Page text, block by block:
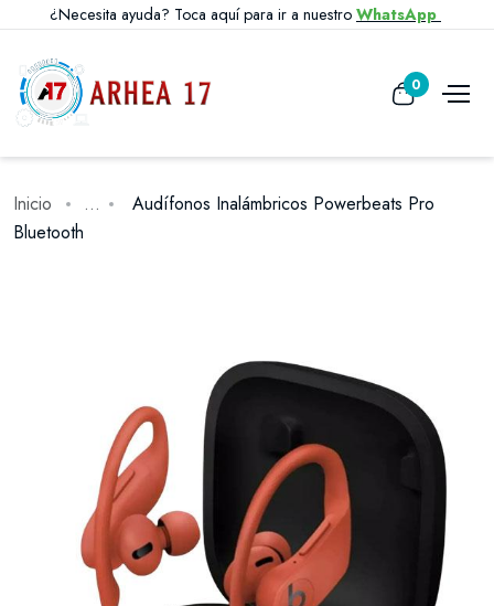
¿Necesita ayuda? Toca aquí para ir a nuestro WhatsApp
0
Inicio ...
Audífonos Inalámbricos Powerbeats Pro
Bluetooth